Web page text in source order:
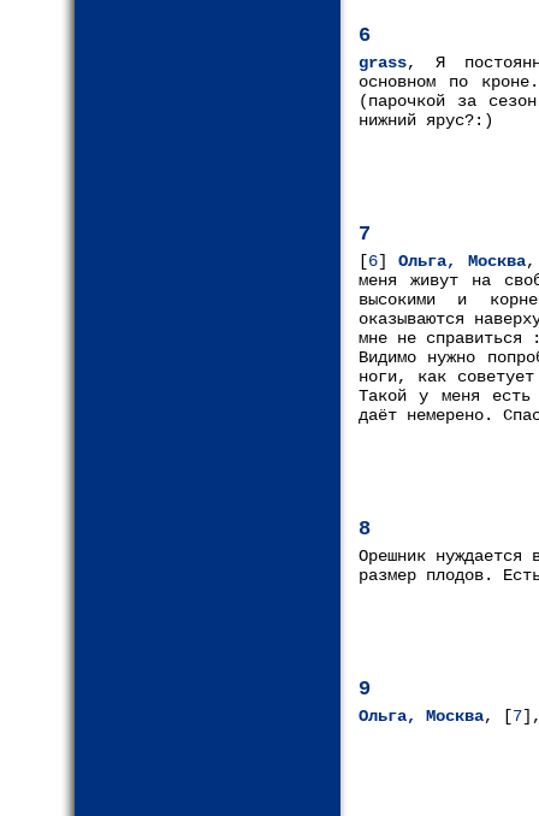
6
grass, Я
основном по
(парочкой за
нижний ярус?:)
7
[6]Ольга, Москва,
меня живут на
высокими и
оказываются
мне не
Видимо нужно
ноги, как
Такой у меня
даёт немерено.
8
Орешник нуждается
размер плодов.
9
Ольга, Москва, [7],